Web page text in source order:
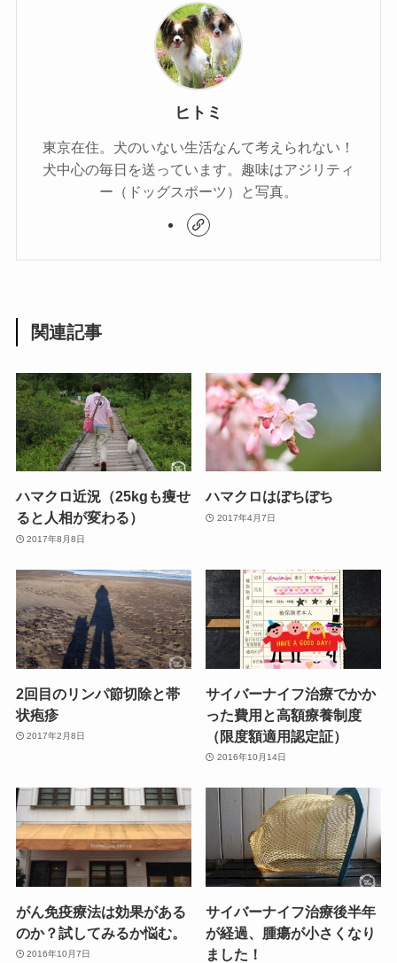
ヒトミ
東京在住。犬のいない生活なんて考えられない！
犬中心の毎日を送っています。趣味はアジリティ
ー（ドッグスポーツ）と写真。
関連記事
ハマクロ近況（25kgも痩せ
ると人相が変わる）
2017年8月8日
ハマクロはぼちぼち
2017年4月7日
2回目のリンパ節切除と帯
状疱疹
2017年2月8日
サイバーナイフ治療でかか
った費用と高額療養制度
（限度額適用認定証）
2016年10月14日
がん免疫療法は効果がある
のか？試してみるか悩む。
2016年10月7日
サイバーナイフ治療後半年
が経過、腫瘍が小さくなり
ました！